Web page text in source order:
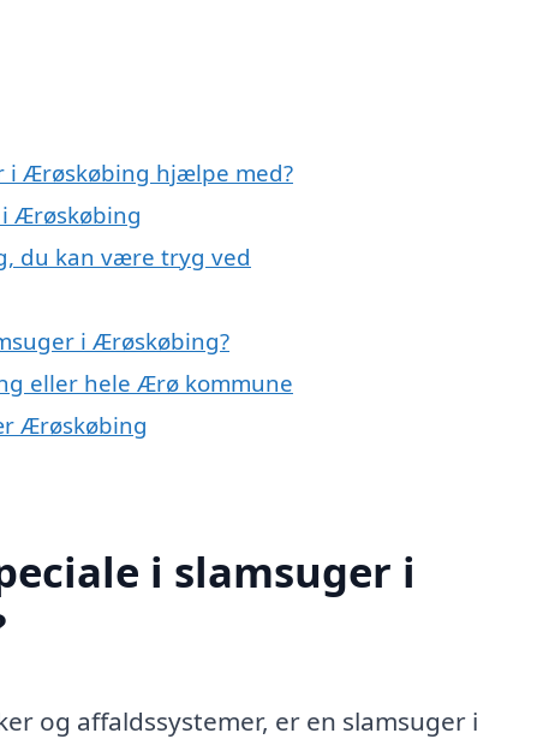
i Ærøskøbing hjælpe med?
Ærøskøbing
du kan være tryg ved
i Ærøskøbing?
eller hele Ærø kommune
Ærøskøbing
i slamsuger i
og affaldssystemer, er en slamsuger i